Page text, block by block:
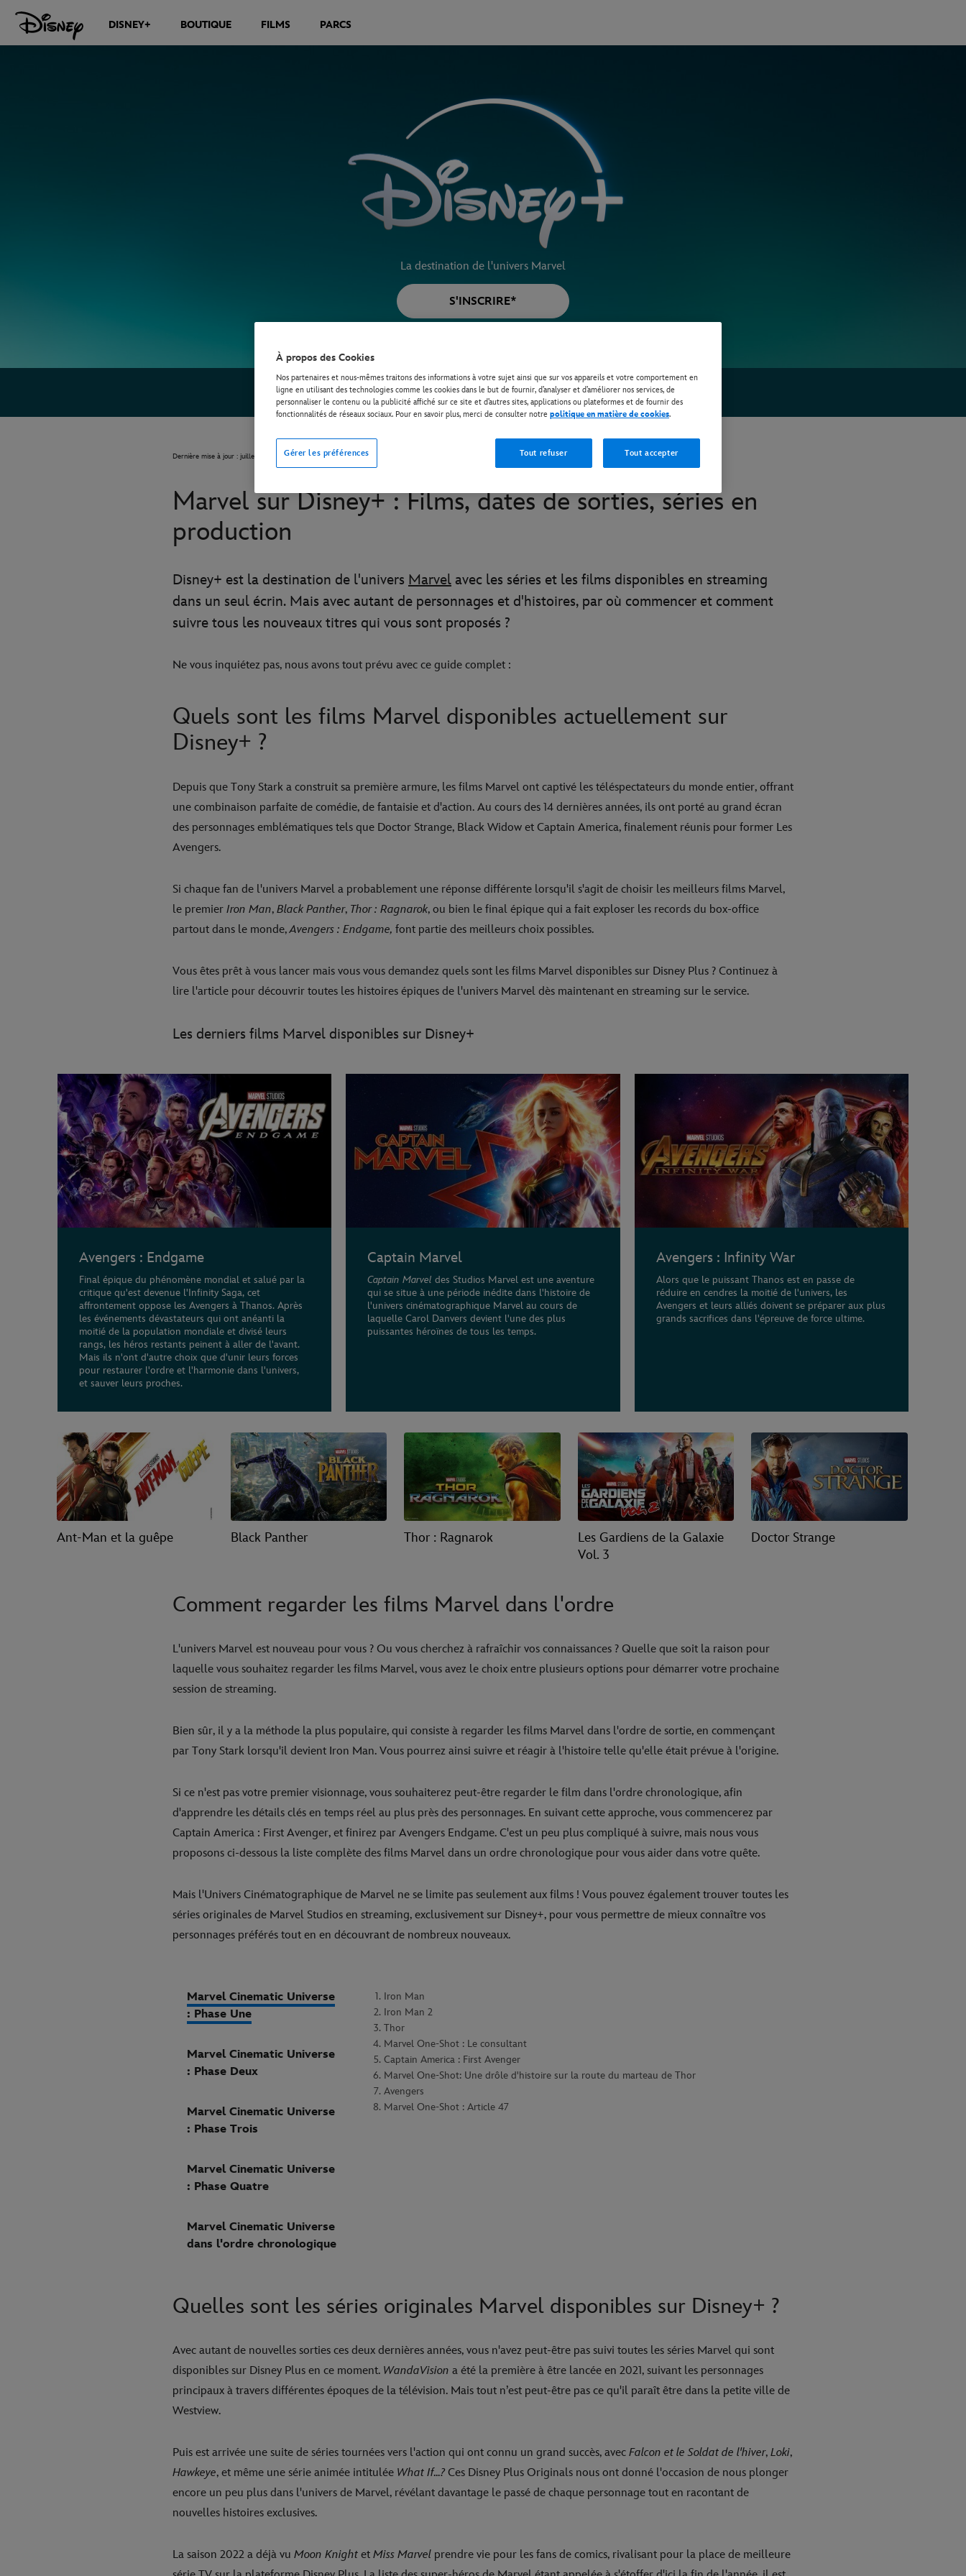
DISNEY+ BOUTIQUE FILMS PARCS
La destination de l'univers Marvel
S'INSCRIRE*
* Abonnement requis | Offres dès 6,99 EUR par mois.
Dernière mise à jour : juillet 2023
Marvel sur Disney+ : Films, dates de sorties, séries en
production
Disney+ est la destination de l'univers Marvel avec les séries et les films disponibles en streaming
dans un seul écrin. Mais avec autant de personnages et d'histoires, par où commencer et comment
suivre tous les nouveaux titres qui vous sont proposés ?
Ne vous inquiétez pas, nous avons tout prévu avec ce guide complet :
Quels sont les films Marvel disponibles actuellement sur
Disney+ ?
Depuis que Tony Stark a construit sa première armure, les films Marvel ont captivé les téléspectateurs du monde entier, offrant
une combinaison parfaite de comédie, de fantaisie et d'action. Au cours des 14 dernières années, ils ont porté au grand écran
des personnages emblématiques tels que Doctor Strange, Black Widow et Captain America, finalement réunis pour former Les
Avengers.
Si chaque fan de l'univers Marvel a probablement une réponse différente lorsqu'il s'agit de choisir les meilleurs films Marvel,
le premier Iron Man, Black Panther, Thor : Ragnarok, ou bien le final épique qui a fait exploser les records du box-office
partout dans le monde,Avengers : Endgame, font partie des meilleurs choix possibles.
Vous êtes prêt à vous lancer mais vous vous demandez quels sont les films Marvel disponibles sur Disney Plus ? Continuez à
lire l'article pour découvrir toutes les histoires épiques de l'univers Marvel dès maintenant en streaming sur le service.
Les derniers films Marvel disponibles sur Disney+
Avengers : Endgame
Final épique du phénomène mondial et salué par la
critique qu'est devenue l'Infinity Saga, cet
affrontement oppose les Avengers à Thanos. Après
les événements dévastateurs qui ont anéanti la
moitié de la population mondiale et divisé leurs
rangs, les héros restants peinent à aller de l'avant.
Mais ils n'ont d'autre choix que d'unir leurs forces
pour restaurer l'ordre et l'harmonie dans l'univers,
et sauver leurs proches.
Captain Marvel
Captain Marvel des Studios Marvel est une aventure
qui se situe à une période inédite dans l'histoire de
l'univers cinématographique Marvel au cours de
laquelle Carol Danvers devient l'une des plus
puissantes héroïnes de tous les temps.
Avengers : Infinity War
Alors que le puissant Thanos est en passe de
réduire en cendres la moitié de l'univers, les
Avengers et leurs alliés doivent se préparer aux plus
grands sacrifices dans l'épreuve de force ultime.
Ant-Man et la guêpe Black Panther Thor : Ragnarok
Les Gardiens de la Galaxie
Vol. 3
Doctor Strange
Comment regarder les films Marvel dans l'ordre
L'univers Marvel est nouveau pour vous ? Ou vous cherchez à rafraîchir vos connaissances ? Quelle que soit la raison pour
laquelle vous souhaitez regarder les films Marvel, vous avez le choix entre plusieurs options pour démarrer votre prochaine
session de streaming.
Bien sûr, il y a la méthode la plus populaire, qui consiste à regarder les films Marvel dans l'ordre de sortie, en commençant
par Tony Stark lorsqu'il devient Iron Man. Vous pourrez ainsi suivre et réagir à l'histoire telle qu'elle était prévue à l'origine.
Si ce n'est pas votre premier visionnage, vous souhaiterez peut-être regarder le film dans l'ordre chronologique, afin
d'apprendre les détails clés en temps réel au plus près des personnages. En suivant cette approche, vous commencerez par
Captain America : First Avenger, et finirez par Avengers Endgame. C'est un peu plus compliqué à suivre, mais nous vous
proposons ci-dessous la liste complète des films Marvel dans un ordre chronologique pour vous aider dans votre quête.
Mais l'Univers Cinématographique de Marvel ne se limite pas seulement aux films ! Vous pouvez également trouver toutes les
séries originales de Marvel Studios en streaming, exclusivement sur Disney+, pour vous permettre de mieux connaître vos
personnages préférés tout en en découvrant de nombreux nouveaux.
Marvel Cinematic Universe
: Phase Une
Marvel Cinematic Universe
: Phase Deux
Marvel Cinematic Universe
: Phase Trois
Marvel Cinematic Universe
: Phase Quatre
Marvel Cinematic Universe
dans l'ordre chronologique
Iron Man
Iron Man 2
Thor
Marvel One-Shot : Le consultant
Captain America : First Avenger
Marvel One-Shot: Une drôle d'histoire sur la route du marteau de Thor
Avengers
Marvel One-Shot : Article 47
Quelles sont les séries originales Marvel disponibles sur Disney+ ?
Avec autant de nouvelles sorties ces deux dernières années, vous n'avez peut-être pas suivi toutes les séries Marvel qui sont
disponibles sur Disney Plus en ce moment. WandaVision a été la première à être lancée en 2021, suivant les personnages
principaux à travers différentes époques de la télévision. Mais tout n’est peut-être pas ce qu'il paraît être dans la petite ville de
Westview.
Puis est arrivée une suite de séries tournées vers l'action qui ont connu un grand succès, avec Falcon et le Soldat de l'hiver, Loki,
Hawkeye, et même une série animée intitulée What If...? Ces Disney Plus Originals nous ont donné l'occasion de nous plonger
encore un peu plus dans l'univers de Marvel, révélant davantage le passé de chaque personnage tout en racontant de
nouvelles histoires exclusives.
La saison 2022 a déjà vu Moon Knight et Miss Marvel prendre vie pour les fans de comics, rivalisant pour la place de meilleure
À propos des Cookies
Nos partenaires et nous-mêmes traitons des informations à votre sujet ainsi que sur vos appareils et votre comportement en
ligne en utilisant des technologies comme les cookies dans le but de fournir, d’analyser et d’améliorer nos services, de
personnaliser le contenu ou la publicité affiché sur ce site et d’autres sites, applications ou plateformes et de fournir des
fonctionnalités de réseaux sociaux. Pour en savoir plus, merci de consulter notre politique en matière de cookies.
Gérer les préférences Tout refuser Tout accepter